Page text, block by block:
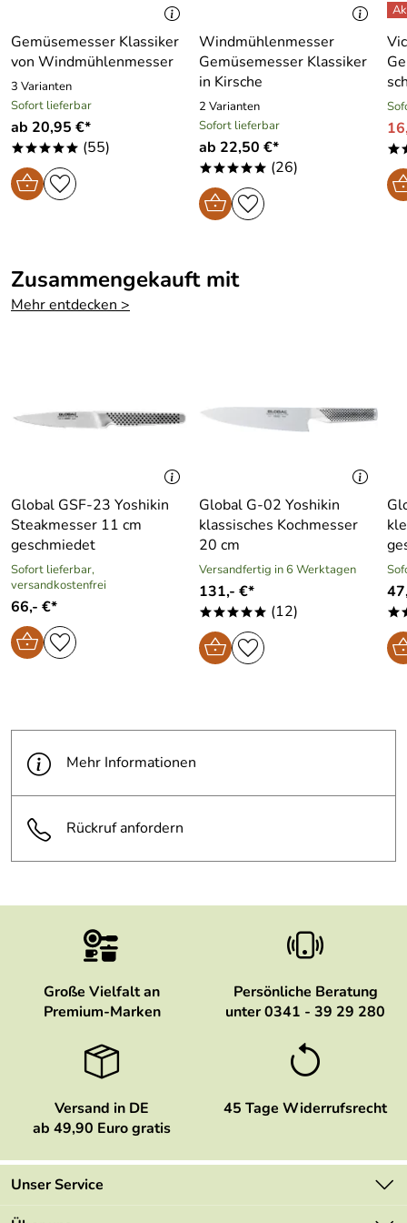
Global MB-5 oder MB-6 Messerblock mit besonders
klingenschonenden Halterungen
Global G-12 Hackbeil, 16 cm
Global GF-24 Bratengabel, 17 cm
Global GS-28 Kochpinzette
Ergänzung wie benötigt
Hersteller: Idee-Exclusiv GmbH, Am Brunnstein 1, 82481
Gemüsemesser Klassiker
von Windmühlenmesser
3 Varianten
Sofort lieferbar
ab 20,95 €*
***** (55)
Windmühlenmesser
Gemüsemesser Klassiker
in Kirsche
2 Varianten
Sofort lieferbar
ab 22,50 €*
***** (26)
Zusammengekauft mit
Mehr entdecken >
Global GSF-23 Yoshikin
Steakmesser 11 cm
geschmiedet
Sofort lieferbar,
versandkostenfrei
66,- €*
Global G-02 Yoshikin
klassisches Kochmesser
20 cm
Versandfertig in 6 Werktagen
131,- €*
***** (12)
Mehr Informationen
Rückruf anfordern
Große Vielfalt an
Premium-Marken
Persönliche Beratung
unter 0341 - 39 29 280
Versand in DE
ab 49,90 Euro gratis
45 Tage Widerrufsrecht
Unser Service